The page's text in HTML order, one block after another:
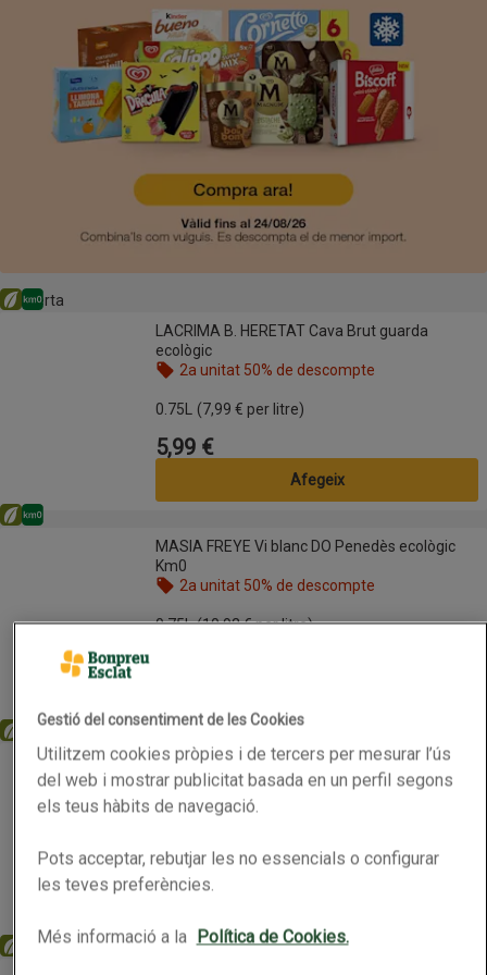
En oferta
LACRIMA B. HERETAT Cava Brut guarda ecològic
Eco
Km0
LACRIMA B. HERETAT Cava Brut guarda
ecològic
2a unitat 50% de descompte
0.75L
(7,99 € per litre)
Preu
5,99 €
Afegeix
MASIA FREYE Vi blanc DO Penedès ecològic Km0
Eco
Km0
MASIA FREYE Vi blanc DO Penedès ecològic
Km0
2a unitat 50% de descompte
0.75L (10,92 € per litre)
MASIA 1187 Vi negre DO Penedès ecològic
Eco
Km0
MASIA 1187 Vi negre DO Penedès ecològic
2a unitat 70% de descompte
Nom de l’oferta: 2a unitat 70% de descompte,
Preu
5,65 €
Eco
Km0
Gestió del consentiment de les Cookies
Utilitzem cookies pròpies i de tercers per mesurar l’ús
del web i mostrar publicitat basada en un perfil segons
els teus hàbits de navegació.
Pots acceptar, rebutjar les no essencials o configurar
les teves preferències.
Més informació a la Política de Cookies.